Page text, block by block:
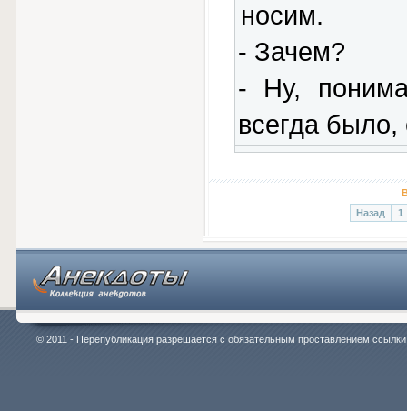
носим.
- Зачем?
- Ну,
всегда было,
Назад
1
© 2011 - Перепубликация разрешается с обязательным проставлением